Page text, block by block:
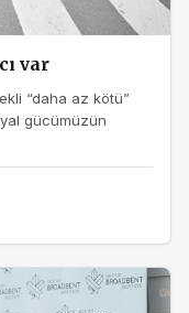
var
“daha az kötü”
gücümüzün